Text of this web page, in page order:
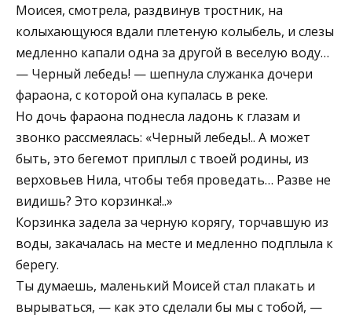
Моисея, смотрела, раздвинув тростник, на
колыхающуюся вдали плетеную колыбель, и слезы
медленно капали одна за другой в веселую воду…
— Черный лебедь! — шепнула служанка дочери
фараона, с которой она купалась в реке.
Но дочь фараона поднесла ладонь к глазам и
звонко рассмеялась: «Черный лебедь!.. А может
быть, это бегемот приплыл с твоей родины, из
верховьев Нила, чтобы тебя проведать… Разве не
видишь? Это корзинка!..»
Корзинка задела за черную корягу, торчавшую из
воды, закачалась на месте и медленно подплыла к
берегу.
Ты думаешь, маленький Моисей стал плакать и
вырываться, — как это сделали бы мы с тобой, —